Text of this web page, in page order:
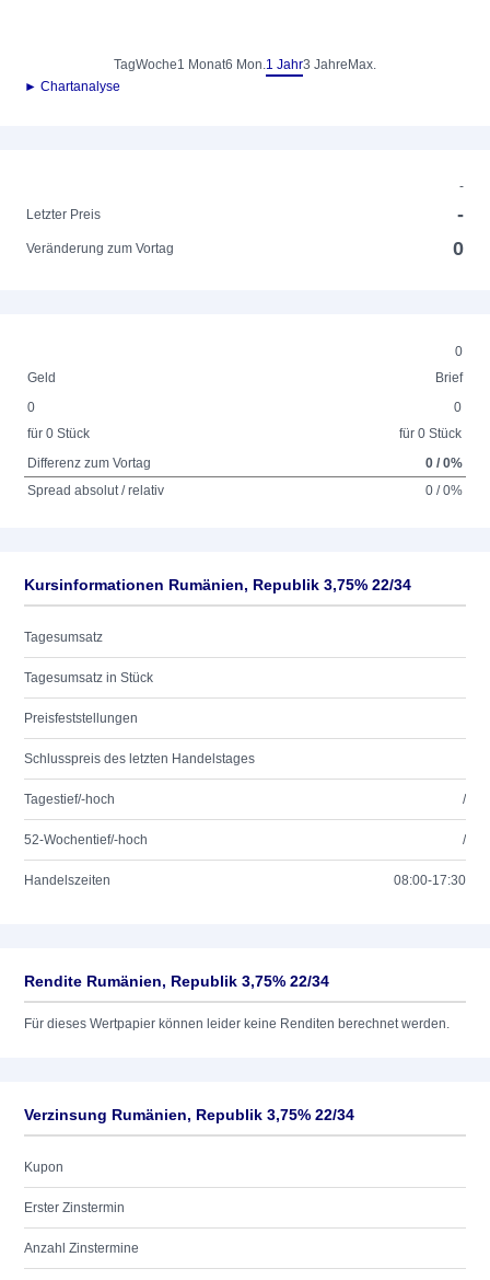
TagWoche1 Monat6 Mon.1 Jahr3 Jahre Max.
► Chartanalyse
-
Letzter Preis
-
Veränderung zum Vortag 0
0
Geld
Brief
0
für 0 Stück
0
für 0 Stück
Differenz zum Vortag
0 / 0%
Spread absolut / relativ
0 / 0%
Kursinformationen Rumänien, Republik 3,75% 22/34
Tagesumsatz
Tagesumsatz in Stück
Preisfeststellungen
Schlusspreis des letzten Handelstages
Tagestief/-hoch /
52-Wochentief/-hoch /
Handelszeiten 08:00-17:30
Rendite Rumänien, Republik 3,75% 22/34
Für dieses Wertpapier können leider keine Renditen berechnet werden.
Verzinsung Rumänien, Republik 3,75% 22/34
Kupon
Erster Zinstermin
Anzahl Zinstermine